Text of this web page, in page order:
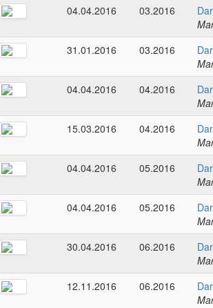
04.04.2016 03.2016
31.01.2016
03.2016
04.04.2016
04.2016
15.03.2016
04.2016
04.04.2016
05.2016
04.04.2016
05.2016
30.04.2016
06.2016
12.11.2016
06.2016